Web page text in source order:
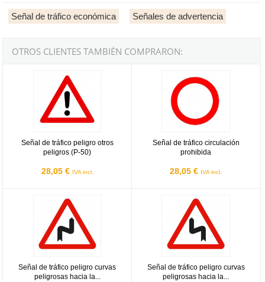
Señal de tráfico económica Señales de advertencia
OTROS CLIENTES TAMBIÉN COMPRARON:
Señal de tráfico peligro otros
peligros (P-50)
28,05 € IVA incl.
Señal de tráfico circulación
prohibida
28,05 € IVA incl.
Señal de tráfico peligro curvas
peligrosas hacia la...
Señal de tráfico peligro curvas
peligrosas hacia la...